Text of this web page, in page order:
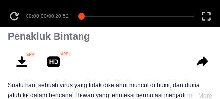
00:00:00/00:20:52
Penakluk Bintang
Suatu hari, sebuah virus yang tidak diketahui muncul di bumi, dan dunia
jatuh ke dalam bencana. Hewan yang terinfeksi bermutasi menjadi monster
More